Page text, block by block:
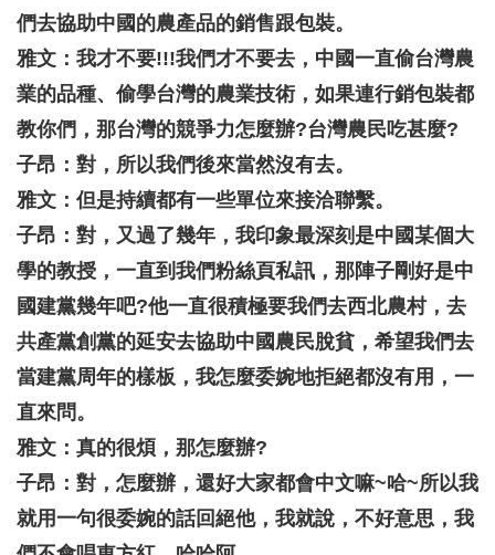
們去協助中國的農產品的銷售跟包裝。
雅文：我才不要!!!我們才不要去，中國一直偷台灣農
業的品種、偷學台灣的農業技術，如果連行銷包裝都
教你們，那台灣的競爭力怎麼辦?台灣農民吃甚麼?
子昂：對，所以我們後來當然沒有去。
雅文：但是持續都有一些單位來接洽聯繫。
子昂：對，又過了幾年，我印象最深刻是中國某個大
學的教授，一直到我們粉絲頁私訊，那陣子剛好是中
國建黨幾年吧?他一直很積極要我們去西北農村，去
共產黨創黨的延安去協助中國農民脫貧，希望我們去
當建黨周年的樣板，我怎麼委婉地拒絕都沒有用，一
直來問。
雅文：真的很煩，那怎麼辦?
子昂：對，怎麼辦，還好大家都會中文嘛~哈~所以我
就用一句很委婉的話回絕他，我就說，不好意思，我